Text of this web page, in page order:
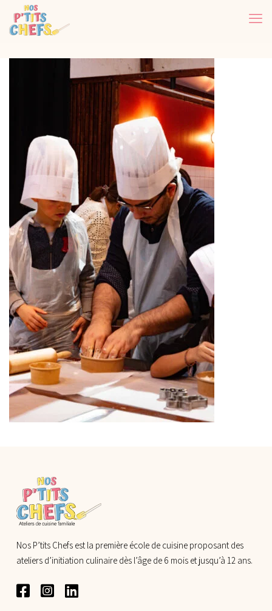
Nos P’tits Chefs est la première école de cuisine proposant des
ateliers d’initiation culinaire dès l’âge de 6 mois et jusqu’à 12 ans.